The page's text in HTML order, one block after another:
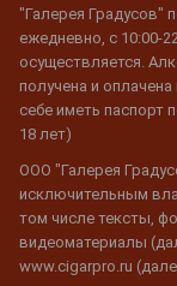
"Галерея Градусов"
ежедневно, с 10:00-
осуществляется.
получена и
себе иметь
18 лет)
ООО "Галерея
исключительным
том числе тексты,
видеоматериалы
www.cigarpro.ru